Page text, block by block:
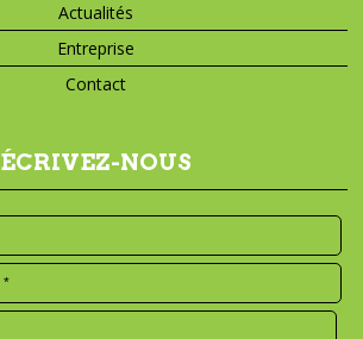
Actualités
Entreprise
Contact
ÉCRIVEZ-NOUS